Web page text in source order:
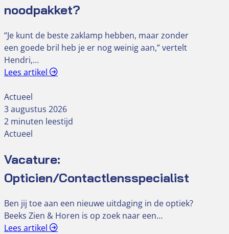
noodpakket?
“Je kunt de beste zaklamp hebben, maar zonder
een goede bril heb je er nog weinig aan,” vertelt
Hendri,…
Lees artikel
Actueel
3 augustus 2026
2 minuten leestijd
Actueel
Vacature:
Opticien/Contactlensspecialist
Ben jij toe aan een nieuwe uitdaging in de optiek?
Beeks Zien & Horen is op zoek naar een…
Lees artikel